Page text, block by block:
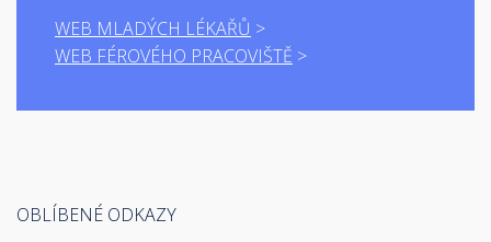
WEB MLADÝCH LÉKAŘŮ
WEB FÉROVÉHO PRACOVIŠTĚ
OBLÍBENÉ ODKAZY